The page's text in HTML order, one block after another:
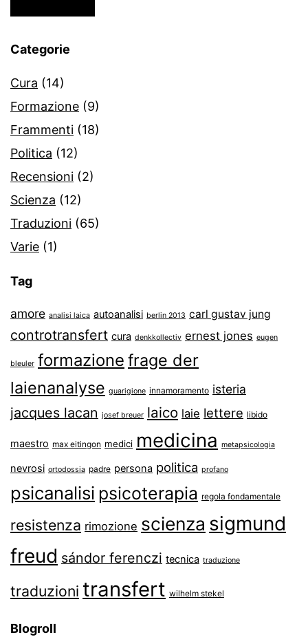
Categorie
Cura (14)
Formazione (9)
Frammenti (18)
Politica (12)
Recensioni (2)
Scienza (12)
Traduzioni (65)
Varie (1)
Tag
amore analisi laica autoanalisi berlin 2013 carl gustav jung
controtransfert cura denkkollectiv ernest jones eugen
bleuler formazione frage der
laienanalyse guarigione innamoramento isteria
jacques lacan josef breuer laico laie lettere libido
maestro max eitingon medici medicina metapsicologia
nevrosi ortodossia padre persona politica profano
psicanalisi psicoterapia regola fondamentale
resistenza rimozione scienza sigmund
freud sándor ferenczi tecnica traduzione
traduzioni transfert wilhelm stekel
Blogroll